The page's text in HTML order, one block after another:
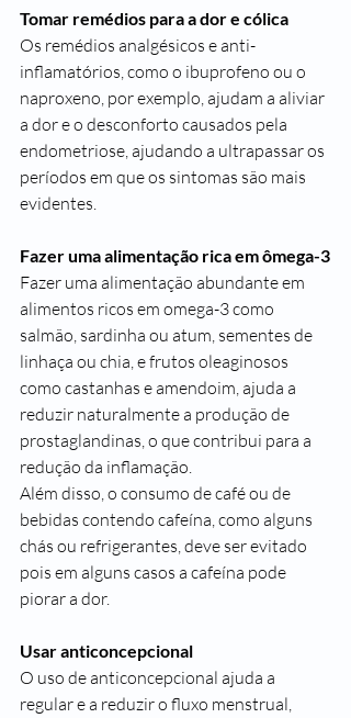
Tomar remédios para a dor e cólica
Os remédios analgésicos e anti-
inflamatórios, como o ibuprofeno ou o
naproxeno, por exemplo, ajudam a aliviar
a dor e o desconforto causados pela
endometriose, ajudando a ultrapassar os
períodos em que os sintomas são mais
evidentes.
Fazer uma alimentação rica em ômega-3
Fazer uma alimentação abundante em
alimentos ricos em omega-3 como
salmão, sardinha ou atum, sementes de
linhaça ou chia, e frutos oleaginosos
como castanhas e amendoim, ajuda a
reduzir naturalmente a produção de
prostaglandinas, o que contribui para a
redução da inflamação.
Além disso, o consumo de café ou de
bebidas contendo cafeína, como alguns
chás ou refrigerantes, deve ser evitado
pois em alguns casos a cafeína pode
piorar a dor.
Usar anticoncepcional
O uso de anticoncepcional ajuda a
regular e a reduzir o fluxo menstrual,